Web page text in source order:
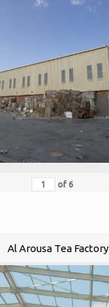
of 6
Al Arousa Tea Factory